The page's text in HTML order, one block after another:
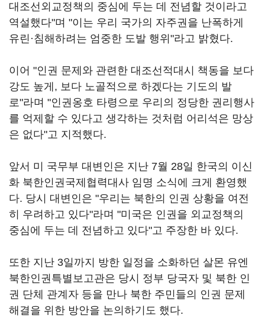
대조선외교정책의 중심에 두는 데 전념할 것이라고
역설했다"며 "이는 우리 국가의 자주권을 난폭하게
유린·침해하려는 엄중한 도발 행위"라고 밝혔다.
이어 "인권 문제와 관련한 대조선적대시 책동을 보다
강도 높게, 보다 노골적으로 하겠다는 기도의 발
로"라며 "인권옹호 타령으로 우리의 정당한 권리행사
를 억제할 수 있다고 생각하는 것처럼 어리석은 망상
은 없다"고 지적했다.
앞서 미 국무부 대변인은 지난 7월 28일 한국의 이신
화 북한인권국제협력대사 임명 소식에 크게 환영했
다. 당시 대변인은 "우리는 북한의 인권 상황을 여전
히 우려하고 있다"라며 "미국은 인권을 외교정책의
중심에 두는 데 전념하고 있다"고 주장한 바 있다.
또한 지난 3일까지 방한 일정을 소화하던 살몬 유엔
북한인권특별보고관은 당시 정부 당국자 및 북한 인
권 단체 관계자 등을 만나 북한 주민들의 인권 문제
해결을 위한 방안을 논의하기도 했다.